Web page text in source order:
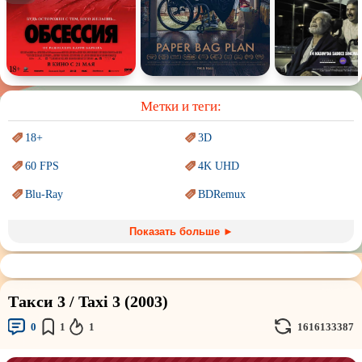
Спектакль Сказка Немое кино Для взрослых
Метки и теги:
18+ 3D
60 FPS 4K UHD
Blu-Ray BDRemux
Sci-Fi (Научнаяфантастика) Trash (трэш) movies
Авангард иСюрреализм Ангелы и Демоны
Аниме
Врачи
Показать больше ►
Такси 3 / Taxi 3 (2003)
0 1 1 1616133387